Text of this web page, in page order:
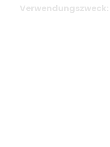
Verwendungszweck: